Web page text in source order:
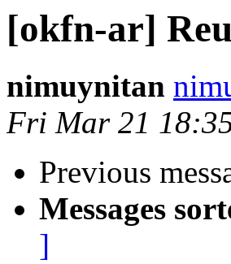
[okfn-ar]
nimuynitan
Fri Mar 21
Previous
Messages
]